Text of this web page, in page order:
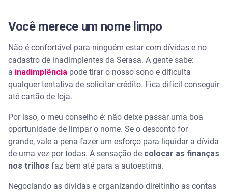
Você merece um nome limpo
Não é confortável para ninguém estar com dívidas e no
cadastro de inadimplentes da Serasa. A gente sabe:
a inadimplência pode tirar o nosso sono e dificulta
qualquer tentativa de solicitar crédito. Fica difícil conseguir
até cartão de loja.
Por isso, o meu conselho é: não deixe passar uma boa
oportunidade de limpar o nome. Se o desconto for
grande, vale a pena fazer um esforço para liquidar a dívida
de uma vez por todas. A sensação de colocar as finanças
nos trilhos faz bem até para a autoestima.
Negociando as dívidas e organizando direitinho as contas